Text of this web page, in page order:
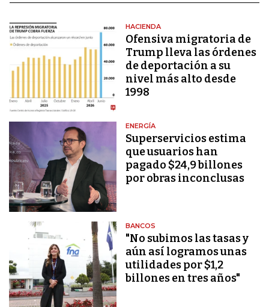
HACIENDA
Ofensiva migratoria de
Trump lleva las órdenes
de deportación a su
nivel más alto desde
1998
ENERGÍA
Superservicios estima
que usuarios han
pagado $24,9 billones
por obras inconclusas
BANCOS
"No subimos las tasas y
aún así logramos unas
utilidades por $1,2
billones en tres años"